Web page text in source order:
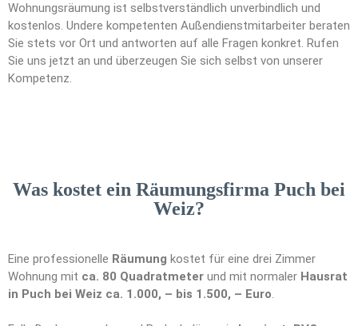
Wohnungsräumung ist selbstverständlich unverbindlich und
kostenlos. Undere kompetenten Außendienstmitarbeiter beraten
Sie stets vor Ort und antworten auf alle Fragen konkret. Rufen
Sie uns jetzt an und überzeugen Sie sich selbst von unserer
Kompetenz.
Was kostet ein Räumungsfirma Puch bei
Weiz?
Eine professionelle Räumung kostet für eine drei Zimmer
Wohnung mit ca. 80 Quadratmeter und mit normaler Hausrat
in Puch bei Weiz ca. 1.000, – bis 1.500, – Euro.